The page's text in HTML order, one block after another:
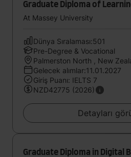
Graduate Diploma of
At Massey University
Dünya Sıralaması:501
Pre-Degree & Vocational
Palmerston North , New
Gelecek alımlar:11.01.2027
Giriş Puanı: IELTS 7
NZD42775 (2026)
Detayları
Graduate Diploma in Digital